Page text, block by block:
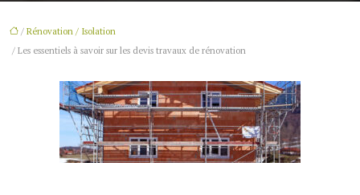
/ Rénovation / Isolation
/ Les essentiels à savoir sur les devis travaux de rénovation